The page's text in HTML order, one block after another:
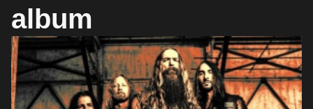
album